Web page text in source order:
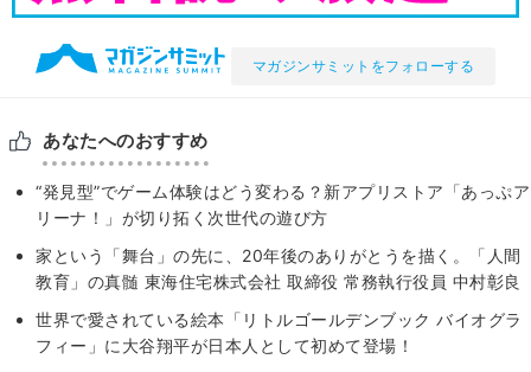
マガジンサミットをフォローする
あなたへのおすすめ
“発見型”でゲーム体験はどう変わる？新アプリストア「あっぷア
リーナ！」が切り拓く次世代の遊び方
家という「舞台」の先に、20年後のありがとうを描く。「人間
教育」の真髄 東海住宅株式会社 取締役 常務執行役員 中村彰良
世界で愛されている絵本「リトルゴールデンブック バイオグラ
フィー」に大谷翔平が日本人として初めて登場！